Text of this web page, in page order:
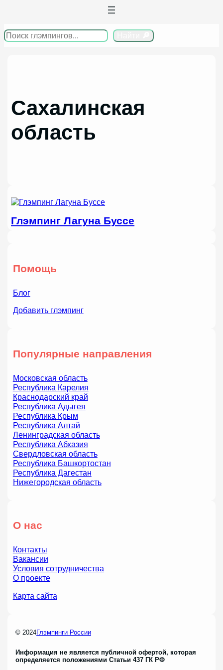
Поиск
Сахалинская
область
Глэмпинг Лагуна Буссе
Помощь
Блог
Добавить глэмпинг
Популярные направления
Московская область
Республика Карелия
Краснодарский край
Республика Адыгея
Республика Крым
Республика Алтай
Ленинградская область
Республика Абхазия
Свердловская область
Республика Башкортостан
Республика Дагестан
Нижегородская область
О нас
Контакты
Вакансии
Условия сотрудничества
О проекте
Карта сайта
© 2024Глэмпинги России
Информация не является публичной офертой, которая
определяется положениями Статьи 437 ГК РФ